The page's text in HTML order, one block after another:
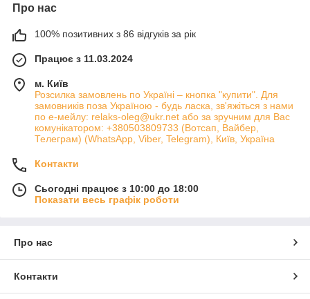
Про нас
100% позитивних з 86 відгуків за рік
Працює з 11.03.2024
м. Київ
Розсилка замовлень по Україні – кнопка "купити". Для
замовників поза Україною - будь ласка, зв'яжіться з нами
по е-мейлу: relaks-oleg@ukr.net або за зручним для Вас
комунікатором: +380503809733 (Вотсап, Вайбер,
Телеграм) (WhatsApp, Viber, Telegram), Київ, Україна
Контакти
Сьогодні працює з 10:00 до 18:00
Показати весь графік роботи
Про нас
Контакти